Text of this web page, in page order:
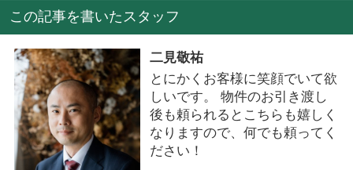
この記事を書いたスタッフ
二見敬祐
とにかくお客様に笑顔でいて欲
しいです。 物件のお引き渡し
後も頼られるとこちらも嬉しく
なりますので、何でも頼ってく
ださい！